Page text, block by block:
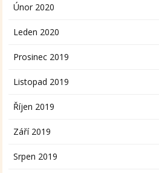
Únor 2020
Leden 2020
Prosinec 2019
Listopad 2019
Říjen 2019
Září 2019
Srpen 2019